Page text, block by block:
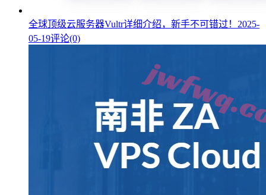
全球顶级云服务器Vultr详细介绍，新手不可错过！ 2025-
05-19评论(0)